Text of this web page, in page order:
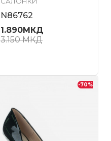
N86762
1.890МКД
3.150МКД
-70%